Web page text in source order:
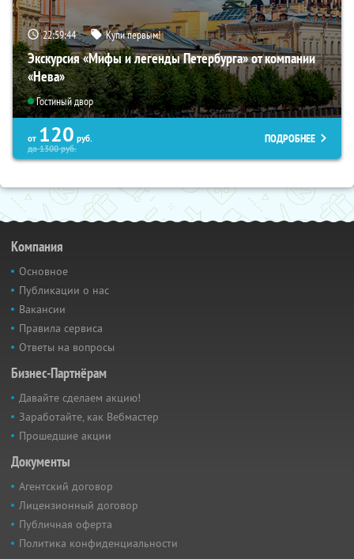
22:59:43 Купи первым!
Экскурсия «Мифы и легенды Петербурга» от компании
«Нева»
Гостиный двор
от 120 руб.
до1300руб.
ПОДРОБНЕЕ
Компания
Основное
Публикации о нас
Вакансии
Правила сервиса
Ответы на вопросы
Бизнес-Партнёрам
Давайте сделаем акцию!
Заработайте, как Вебмастер
Прошедшие акции
Документы
Агентский договор
Лицензионный договор
Публичная оферта
Политика конфиденциальности